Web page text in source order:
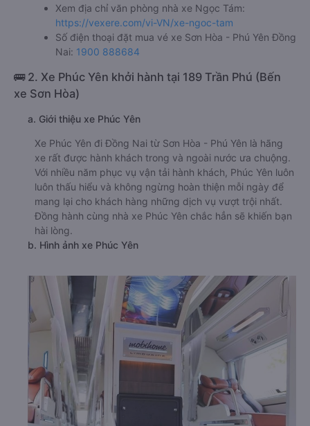
Xem địa chỉ văn phòng nhà xe Ngọc Tám:
https://vexere.com/vi-VN/xe-ngoc-tam
Số điện thoại đặt mua vé xe Sơn Hòa - Phú Yên Đồng
Nai: 1900 888684
🚌 2. Xe Phúc Yên khởi hành tại 189 Trần Phú (Bến
xe Sơn Hòa)
a. Giới thiệu xe Phúc Yên
Xe Phúc Yên đi Đồng Nai từ Sơn Hòa - Phú Yên là hãng
xe rất được hành khách trong và ngoài nước ưa chuộng.
Với nhiều năm phục vụ vận tải hành khách, Phúc Yên luôn
luôn thấu hiểu và không ngừng hoàn thiện mỗi ngày để
mang lại cho khách hàng những dịch vụ vượt trội nhất.
Đồng hành cùng nhà xe Phúc Yên chắc hẳn sẽ khiến bạn
hài lòng.
b. Hình ảnh xe Phúc Yên